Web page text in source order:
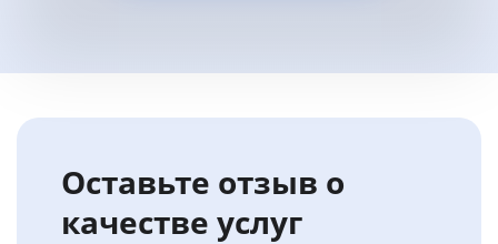
Оставьте отзыв о
качестве услуг